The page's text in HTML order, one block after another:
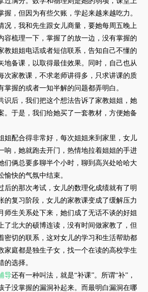
握，但因为有些欠账，学起来越来越吃力。
，我和先生跟女儿商量，要她每周五晚上
容梳理一下，掌握了的放一边，没有掌握的
教姐姐电话或者短信联系，告知自己不懂的
地备课，以取得最佳效果。同时，自己也从
次家教课，不求老师讲得多，只求讲课的质
掌握的或者一知半解的问题都弄明白。
后，我们把这个想法告诉了家教姐姐，她
。于是，我们给她买了一套教材，方便她备
配合得非常好，每次姐姐来到家里，女儿
响，她就跑去开门，热情地拉着姐姐的手进
们俩总要多聊半个小时，聊到高兴处哈哈大
快的气氛中结束。
的那次考试，女儿的数理化成绩就有了明
的复习阶段，女儿的家教课变成了缓解压力
师生关系处下来，她们成了无话不谈的好姐
了北大的硕博连读，没有时间做家教了，但
密切的联系，这对女儿的学习和生活帮助都
家庭都是独生子女，找一个在读的高校学生
的选择。
导还有一种叫法，就是“补课”。所谓“补”，
子没掌握的漏洞补起来。而最明白漏洞在哪